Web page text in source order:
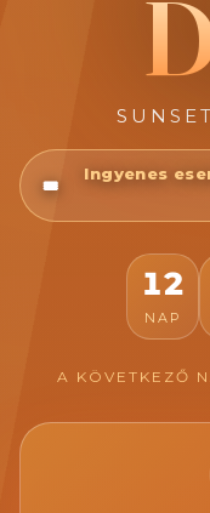
🎟️
Ingyenes
12
NAP
A KÖVETKEZŐ